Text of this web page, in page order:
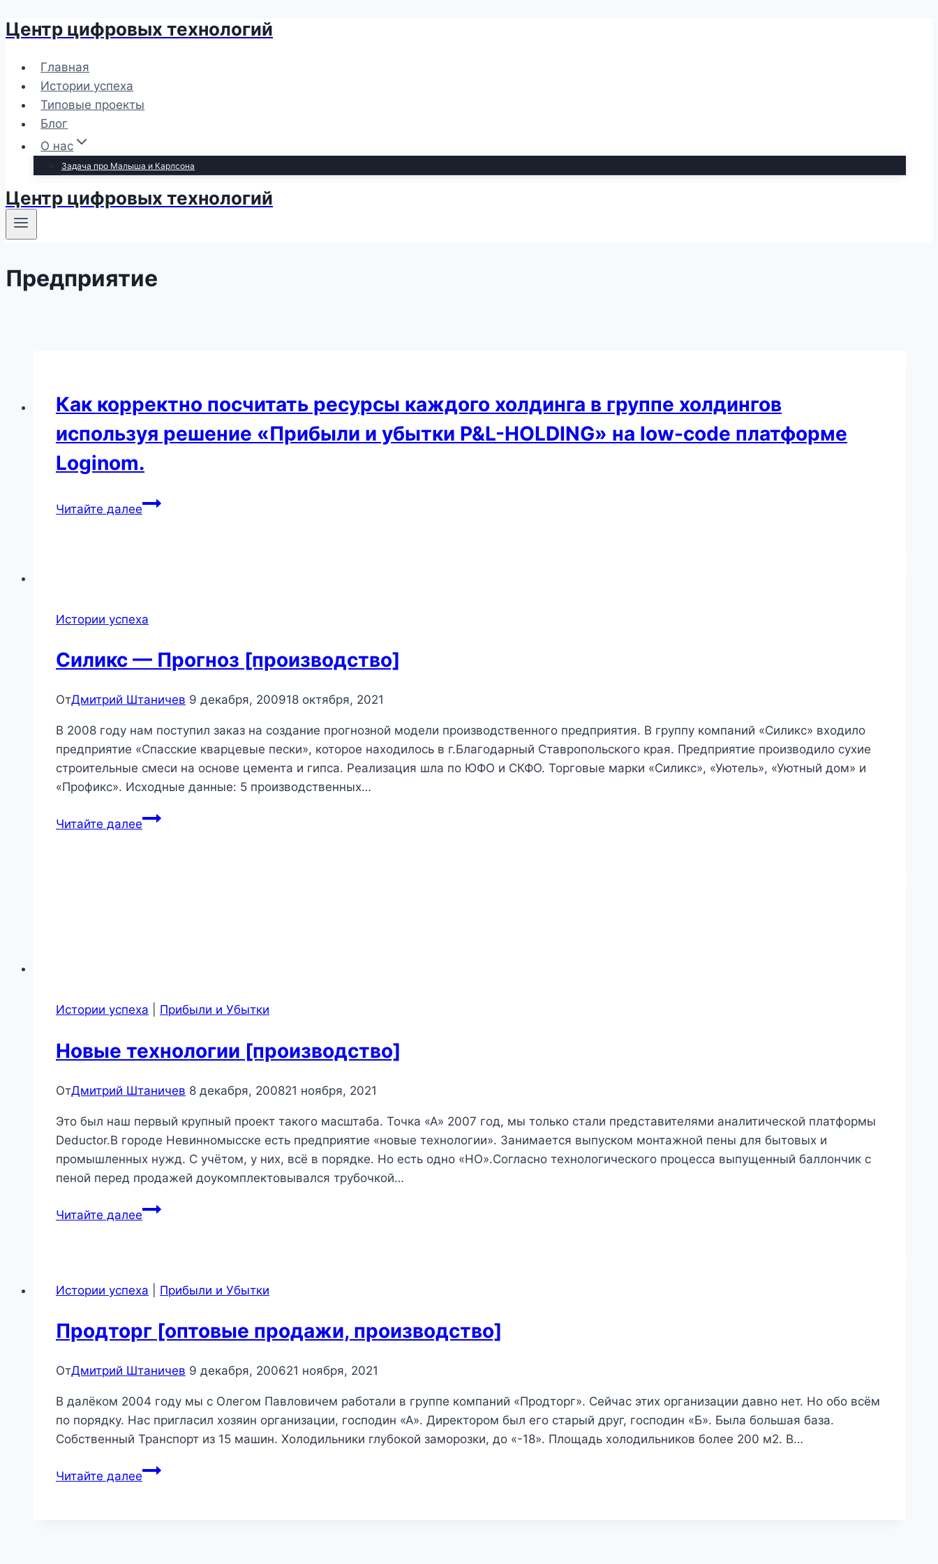
Перейти
содержимому
Центр цифровых технологий
Главная
Истории успеха
Типовые проекты
Блог
О нас
Задача про Малыша и Карлсона
Центр цифровых технологий
Предприятие
Как корректно посчитать ресурсы каждого холдинга в группе холдингов
используя решение «Прибыли и убытки P&L-HOLDING» на low-code платформе
Loginom.
Читайте далееКак
в
холдингов
используя
«Прибыли
и
убытки
P&L-
HOLDING»
low-
Истории успеха
Силикс — Прогноз [производство]
ОтДмитрий Штаничев 9 декабря, 200918 октября, 2021
В 2008 году нам поступил заказ на создание прогнозной модели производственного предприятия. В группу компаний «Силикс» входило
предприятие «Спасские кварцевые пески», которое находилось в г.Благодарный Ставропольского края. Предприятие производило сухие
строительные смеси на основе цемента и гипса. Реализация шла по ЮФО и СКФО. Торговые марки «Силикс», «Уютель», «Уютный дом» и
«Профикс». Исходные данные: 5 производственных…
Читайте далееСиликс
Истории успеха Прибыли и Убытки
Новые технологии [производство]
ОтДмитрий Штаничев 8 декабря, 200821 ноября, 2021
Это был наш первый крупный проект такого масштаба. Точка «А» 2007 год, мы только стали представителями аналитической платформы
Deductor.В городе Невинномысске есть предприятие «новые технологии». Занимается выпуском монтажной пены для бытовых и
промышленных нужд. С учётом, у них, всё в порядке. Но есть одно «НО».Согласно технологического процесса выпущенный баллончик с
пеной перед продажей доукомплектовывался трубочкой…
Читайте далееНовые
Истории успеха Прибыли и Убытки
Продторг [оптовые продажи, производство]
ОтДмитрий Штаничев 9 декабря, 200621 ноября, 2021
В далёком 2004 году мы с Олегом Павловичем работали в группе компаний «Продторг». Сейчас этих организации давно нет. Но обо всём
по порядку. Нас пригласил хозяин организации, господин «А». Директором был его старый друг, господин «Б». Была большая база.
Собственный Транспорт из 15 машин. Холодильники глубокой заморозки, до «-18». Площадь холодильников более 200 м2. В…
Читайте далееПродторг